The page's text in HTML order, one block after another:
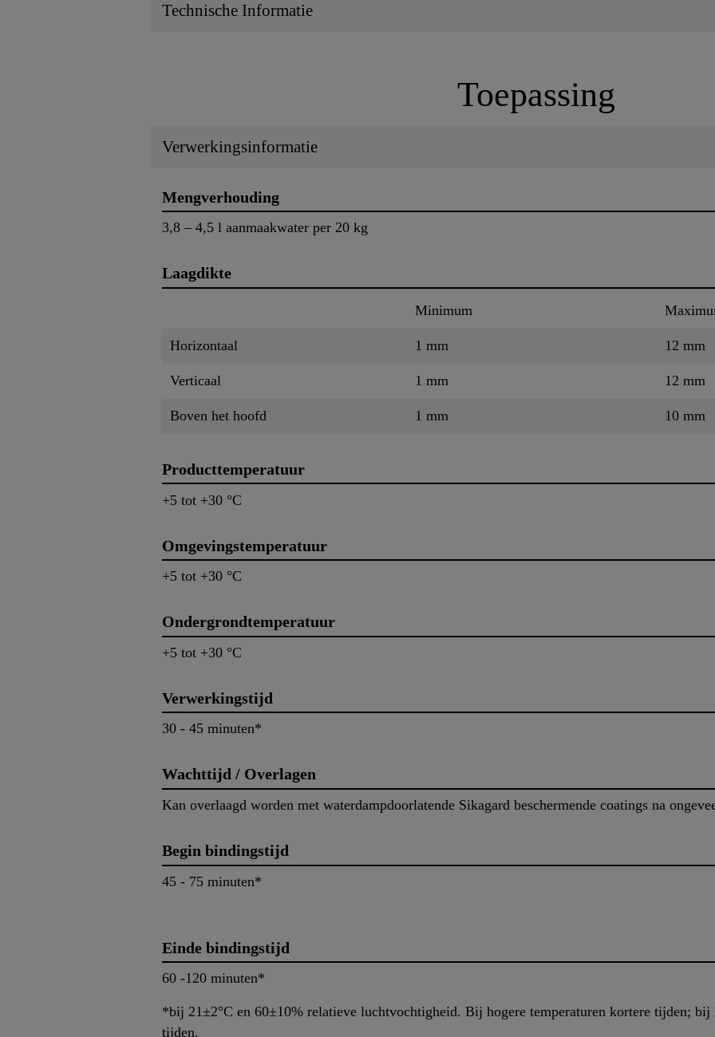
Technische Informatie
Toepassing
Verwerkingsinformatie
Mengverhouding
3,8 – 4,5 l aanmaakwater per 20 kg
Laagdikte
Minimum
Horizontaal 1 mm 12 mm
Verticaal 1 mm 12 mm
Boven het hoofd 1 mm 10 mm
Producttemperatuur
+5 tot +30 °C
Omgevingstemperatuur
+5 tot +30 °C
Ondergrondtemperatuur
+5 tot +30 °C
Verwerkingstijd
30 - 45 minuten*
Wachttijd / Overlagen
Kan overlaagd worden met waterdampdoorlatende Sikagard beschermende coatings na
Begin bindingstijd
45 - 75 minuten*
Einde bindingstijd
60 -120 minuten*
*bij 21±2°C en 60±10% relatieve luchtvochtigheid. Bij hogere temperaturen kortere tijden; bij
tijden.